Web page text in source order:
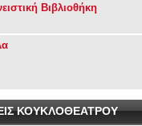
Βιβλιοθήκη
ΚΟΥΚΛΟΘΕΑΤΡΟΥ